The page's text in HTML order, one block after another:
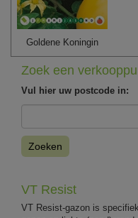
Goldene Koningin
Zoek een
Vul hier uw postcode in:
Zoeken
VT Resist
VT Resist-gazon is